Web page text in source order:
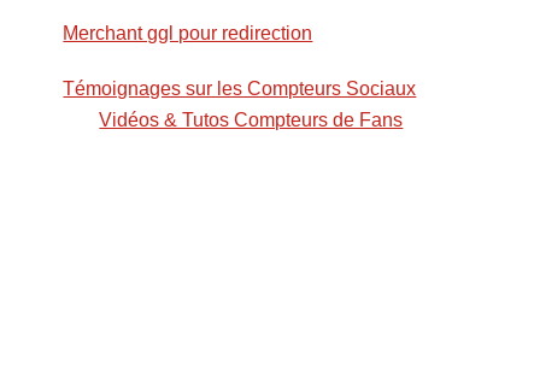
Merchant ggl pour redirection
Témoignages sur les Compteurs Sociaux
Vidéos & Tutos Compteurs de Fans